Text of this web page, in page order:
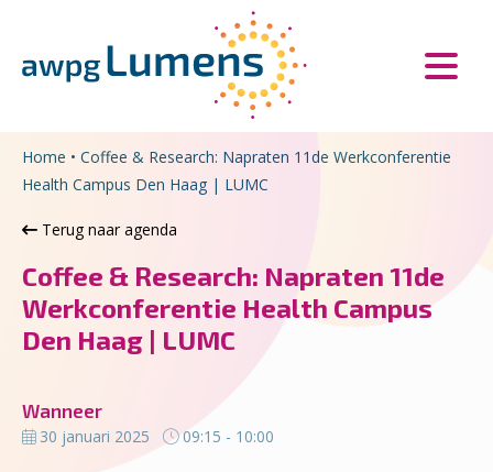
Home • Coffee & Research: Napraten 11de Werkconferentie
Health Campus Den Haag | LUMC
Terug naar agenda
Coffee & Research: Napraten 11de
Werkconferentie Health Campus
Den Haag | LUMC
Wanneer
30 januari 2025 09:15 - 10:00